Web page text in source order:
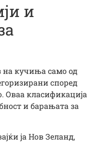
и
на кучиња само од
според
Оваа класификација
и барањата за
ја Нов Зеланд,